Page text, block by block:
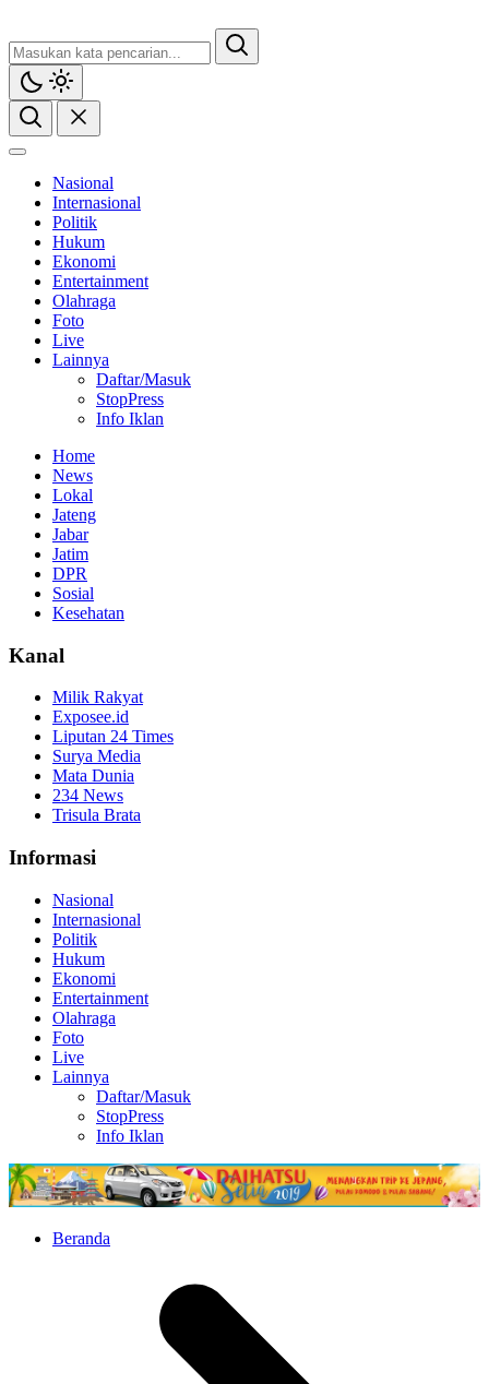
Nasional
Internasional
Politik
Hukum
Ekonomi
Entertainment
Olahraga
Foto
Live
Lainnya
Daftar/Masuk
StopPress
Info Iklan
Home
News
Lokal
Jateng
Jabar
Jatim
DPR
Sosial
Kesehatan
Kanal
Milik Rakyat
Exposee.id
Liputan 24 Times
Surya Media
Mata Dunia
234 News
Trisula Brata
Informasi
Nasional
Internasional
Politik
Hukum
Ekonomi
Entertainment
Olahraga
Foto
Live
Lainnya
Daftar/Masuk
StopPress
Info Iklan
Beranda